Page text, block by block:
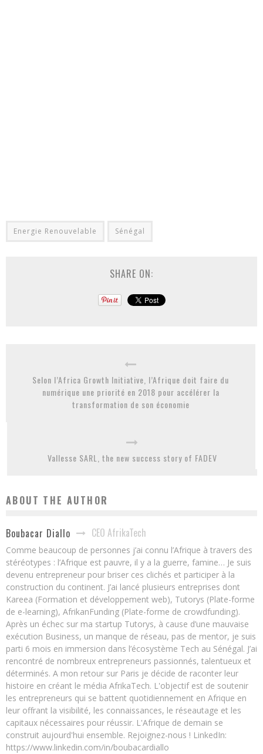
Energie Renouvelable Sénégal
SHARE ON:
Selon l’Africa Growth Initiative, l’Afrique doit faire du
numérique une priorité en 2018 pour accélérer la
transformation de son économie
Vallesse SARL, the new success story of FADEV
ABOUT THE AUTHOR
Boubacar Diallo CEO AfrikaTech
Comme beaucoup de personnes j’ai connu l’Afrique à travers des
stéréotypes : l’Afrique est pauvre, il y a la guerre, famine… Je suis
devenu entrepreneur pour briser ces clichés et participer à la
construction du continent. J’ai lancé plusieurs entreprises dont
Kareea (Formation et développement web), Tutorys (Plate-forme
de e-learning), AfrikanFunding (Plate-forme de crowdfunding).
Après un échec sur ma startup Tutorys, à cause d’une mauvaise
exécution Business, un manque de réseau, pas de mentor, je suis
parti 6 mois en immersion dans l’écosystème Tech au Sénégal. J’ai
rencontré de nombreux entrepreneurs passionnés, talentueux et
déterminés. A mon retour sur Paris je décide de raconter leur
histoire en créant le média AfrikaTech. L'objectif est de soutenir
les entrepreneurs qui se battent quotidiennement en Afrique en
leur offrant la visibilité, les connaissances, le réseautage et les
capitaux nécessaires pour réussir. L'Afrique de demain se
construit aujourd'hui ensemble. Rejoignez-nous ! LinkedIn:
https://www.linkedin.com/in/boubacardiallo